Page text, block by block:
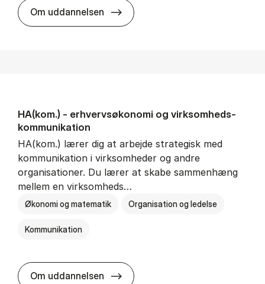
Om uddannelsen HA(jur.) - erhvervs­økonomi og
HA(kom.) - erhvervs­økonomi og virksomheds­
kommunikation
HA(kom.) lærer dig at arbejde strategisk med
kommunikation i virksomheder og andre
organisationer. Du lærer at skabe sammenhæng
mellem en virksomheds…
Økonomi og matematik Organisation og ledelse
Kommunikation
Om uddannelsen HA(kom.) - erhvervs­økonomi